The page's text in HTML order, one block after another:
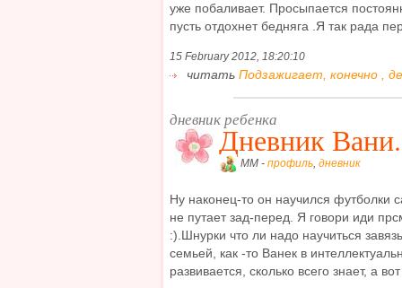
уже побаливает. Просыпается
пусть отдохнет бедняга .Я так рада
15 February 2012, 18:20:10
читать Подзажигает, конечно ,
дневник ребенка
Дневник
MM - профиль, дневник
Ну наконец-то он научился футболки
не путает зад-перед. Я говори иди
:).Шнурки что ли надо научиться
семьей, как -то Ванек в
развивается, сколько всего знает, а